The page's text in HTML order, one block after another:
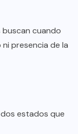
buscan cuando
presencia de la
estados que